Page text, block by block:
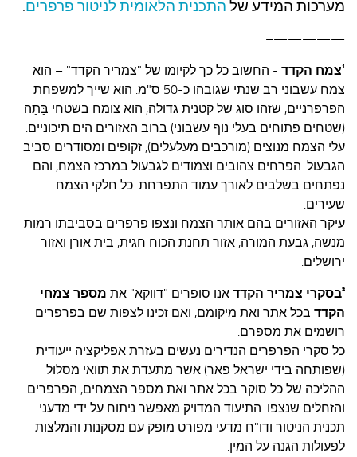
מערכות המידע של התכנית הלאומית לניטור פרפרים.
—————–
¹צמח הקדד - החשוב כל כך לקיומו של "צמריר הקדד" – הוא
צמח עשבוני רב שנתי שגובהו כ-50 ס"מ. הוא שייך למשפחת
הפרפרניים, שזהו סוג של קטנית גדולה, הוא צומח בשטחי בָּתָה
(שטחים פתוחים בעלי נוף עשבוני) ברוב האזורים הים תיכוניים.
עלי הצמח מנוצים (מורכבים מעלעלים), זקופים ומסודרים סביב
הגבעול. הפרחים צהובים וצמודים לגבעול במרכז הצמח, והם
נפתחים בשלבים לאורך עמוד התפרחת. כל חלקי הצמח
שעירים.
עיקר האזורים בהם אותר הצמח ונצפו פרפרים בסביבתו רמות
מנשה, גבעת המורה, אזור תחנת הכוח חגית, בית אורן ואזור
ירושלים.
²בסקרי צמריר הקדד אנו סופרים "דווקא" את מספר צמחי
הקדד בכל אתר ואת מיקומם, ואם זכינו לצפות שם בפרפרים
רושמים את מספרם.
כל סקרי הפרפרים הנדירים נעשים בעזרת אפליקציה ייעודית
(שפותחה בידי ישראל פאר) אשר מתעדת את תוואי מסלול
ההליכה של כל סוקר בכל אתר ואת מספר הצמחים, הפרפרים
והזחלים שנצפו. התיעוד המדויק מאפשר ניתוח על ידי מדעני
תכנית הניטור ודו"ח מדעי מפורט מופק עם מסקנות והמלצות
לפעולות הגנה על המין.